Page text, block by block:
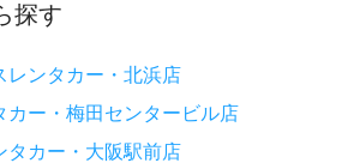
探す
レンタカー・北浜店
カー・梅田センタービル店
タカー・大阪駅前店